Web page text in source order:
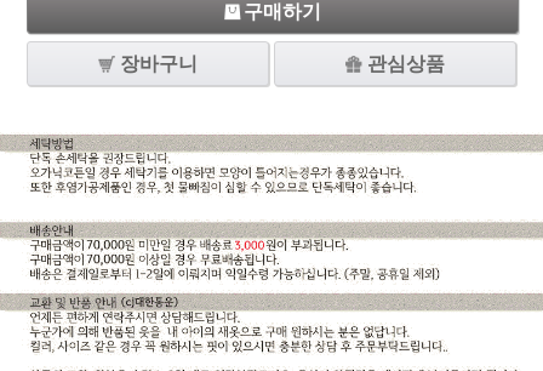
구매하기
장바구니 관심상품